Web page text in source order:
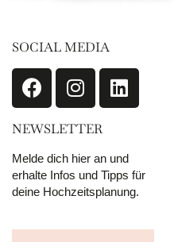
SOCIAL MEDIA
NEWSLETTER
Melde dich hier an und
erhalte Infos und Tipps für
deine Hochzeitsplanung.